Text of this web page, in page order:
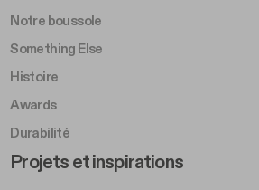
Notre boussole
Something Else
Histoire
Awards
Durabilité
Footer Left Middle B
Projets et inspirations